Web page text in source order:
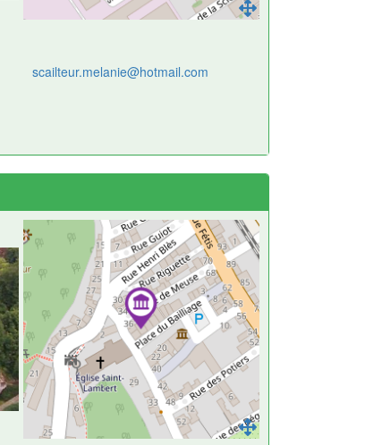
scailteur.melanie@hotmail.com